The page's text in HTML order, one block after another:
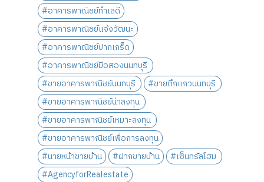
#อาคารพาณิชย์ทำเลดี
#อาคารพาณิชย์แจ้งวัฒนะ
#อาคารพาณิชย์ปากเกร็ด
#อาคารพาณิชย์มือสองนนทบุรี
#ขายอาคารพาณิชย์นนทบุรี
#ขายตึกแถวนนทบุรี
#ขายอาคารพาณิชย์น่าลงทุน
#ขายอาคารพาณิชย์เหมาะลงทุน
#ขายอาคารพาณิชย์เพื่อการลงทุน
#นายหน้าขายบ้าน
#ฝากขายบ้าน
#เซ็นทรัลโฮม
#AgencyforRealestate